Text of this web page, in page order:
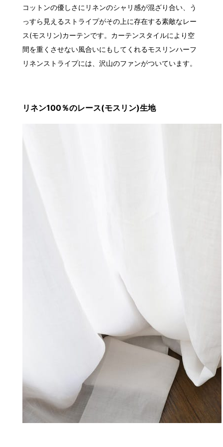
コットンの優しさにリネンのシャリ感が混ざり合い、う
っすら見えるストライプがその上に存在する素敵なレー
ス(モスリン)カーテンです。カーテンスタイルにより空
間を重くさせない風合いにもしてくれるモスリンハーフ
リネンストライプには、沢山のファンがついています。
リネン100％のレース(モスリン)生地